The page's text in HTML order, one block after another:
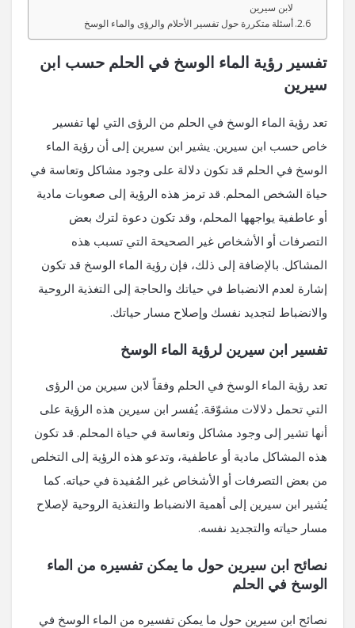
لابن سيرين
أسئلة متكررة حول تفسير الأحلام والرؤى والماء الوسخ
تفسير رؤية الماء الوسخ في الحلم حسب ابن
سيرين
تعد رؤية الماء الوسخ في الحلم من الرؤى التي لها تفسير
خاص حسب ابن سيرين. يشير ابن سيرين إلى أن رؤية الماء
الوسخ في الحلم قد تكون دلالة على وجود مشاكل وتعاسة في
حياة الشخص المحلم. قد ترمز هذه الرؤية إلى صعوبات مادية
أو عاطفية يواجهها المحلم، وقد تكون دعوة لترك بعض
التصرفات أو الأشخاص غير الصحيحة التي تسبب هذه
المشاكل. بالإضافة إلى ذلك، فإن رؤية الماء الوسخ قد تكون
إشارة لعدم الانضباط في حياتك والحاجة إلى التغذية الروحية
والانضباط لتجديد نفسك وإصلاح مسار حياتك.
تفسير ابن سيرين لرؤية الماء الوسخ
تعد رؤية الماء الوسخ في الحلم وفقاً لابن سيرين من الرؤى
التي تحمل دلالات مشوّقة. يُفسر ابن سيرين هذه الرؤية على
أنها تشير إلى وجود مشاكل وتعاسة في حياة المحلم. قد تكون
هذه المشاكل مادية أو عاطفية، وتدعو هذه الرؤية إلى التخلص
من بعض التصرفات أو الأشخاص غير المُفيدة في حياته. كما
يُشير ابن سيرين إلى أهمية الانضباط والتغذية الروحية لإصلاح
مسار حياته والتجديد نفسه.
نصائح ابن سيرين حول ما يمكن تفسيره من الماء
الوسخ في الحلم
نصائح ابن سيرين حول ما يمكن تفسيره من الماء الوسخ في